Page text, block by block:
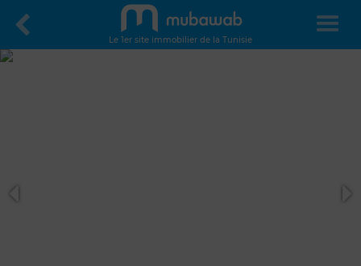
Le 1er site immobilier de la Tunisie